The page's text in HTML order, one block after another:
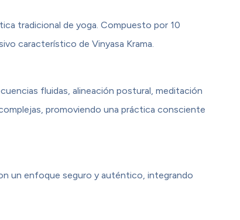
tradicional de yoga. Compuesto por 10
característico de Vinyasa Krama.
fluidas, alineación postural, meditación
promoviendo una práctica consciente
un enfoque seguro y auténtico, integrando